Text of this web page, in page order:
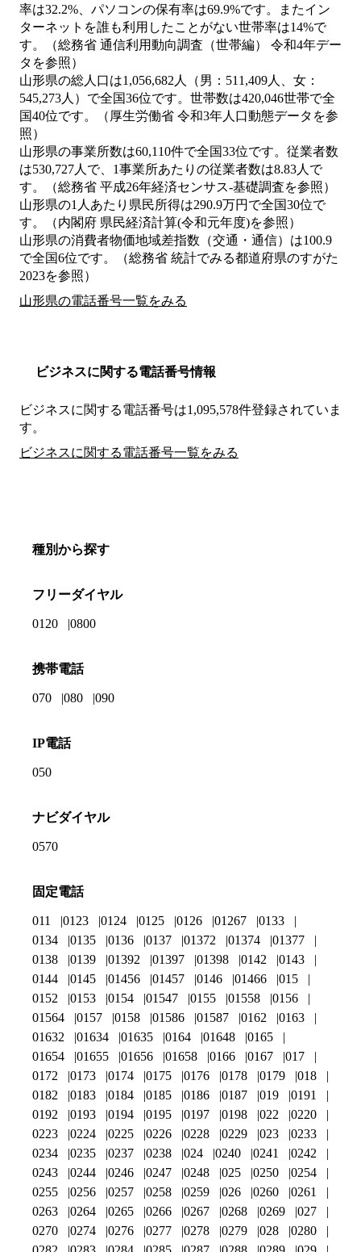
率は32.2%、パソコンの保有率は69.9%です。またイン
ターネットを誰も利用したことがない世帯率は14%で
す。（総務省 通信利用動向調査（世帯編） 令和4年デー
タを参照）
山形県の総人口は1,056,682人（男：511,409人、女：
545,273人）で全国36位です。世帯数は420,046世帯で全
国40位です。（厚生労働省 令和3年人口動態データを参
照）
山形県の事業所数は60,110件で全国33位です。従業者数
は530,727人で、1事業所あたりの従業者数は8.83人で
す。（総務省 平成26年経済センサス‐基礎調査を参照）
山形県の1人あたり県民所得は290.9万円で全国30位で
す。（内閣府 県民経済計算(令和元年度)を参照）
山形県の消費者物価地域差指数（交通・通信）は100.9
で全国6位です。（総務省 統計でみる都道府県のすがた
2023を参照）
山形県の電話番号一覧をみる
ビジネスに関する電話番号情報
ビジネスに関する電話番号は1,095,578件登録されていま
す。
ビジネスに関する電話番号一覧をみる
種別から探す
フリーダイヤル
0120 0800
携帯電話
070 080 090
IP電話
050
ナビダイヤル
0570
固定電話
011 0123 0124 0125 0126 01267
0133
0134
0135 0136 0137 01372 01374
01377
0138
0139 01392 01397 01398 0142
0143
0144
0145 01456 01457 0146 01466
015
0152
0153 0154 01547 0155 01558
0156
01564
0157 0158 01586 01587 0162
0163
01632
01634 01635 0164 01648
0165
01654
01655 01656 01658 0166 0167
017
0172
0173 0174 0175 0176 0178 0179
018
0182
0183 0184 0185 0186 0187 019
0191
0192
0193 0194 0195 0197 0198 022
0220
0223
0224 0225 0226 0228 0229 023
0233
0234
0235 0237 0238 024 0240 0241
0242
0243
0244 0246 0247 0248 025 0250
0254
0255
0256 0257 0258 0259 026 0260
0261
0263
0264 0265 0266 0267 0268 0269
027
0270
0274 0276 0277 0278 0279 028
0280